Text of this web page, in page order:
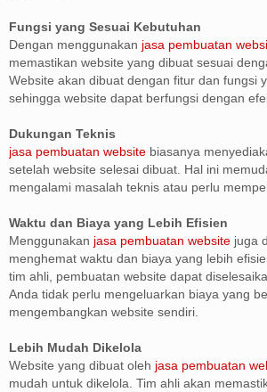
Fungsi yang Sesuai Kebutuhan
Dengan menggunakan jasa pembuatan
memastikan website yang dibuat sesuai
Website akan dibuat dengan fitur dan fungsi
sehingga website dapat berfungsi dengan
Dukungan Teknis
jasa pembuatan website biasanya
setelah website selesai dibuat. Hal ini
mengalami masalah teknis atau perlu
Waktu dan Biaya yang Lebih Efisien
Menggunakan jasa pembuatan website juga
menghemat waktu dan biaya yang lebih
tim ahli, pembuatan website dapat
Anda tidak perlu mengeluarkan biaya yang
mengembangkan website sendiri.
Lebih Mudah Dikelola
Website yang dibuat oleh jasa pembuatan
mudah untuk dikelola. Tim ahli akan